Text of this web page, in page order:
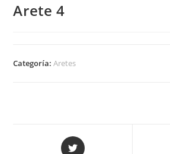
Arete 4
Categoría:Aretes